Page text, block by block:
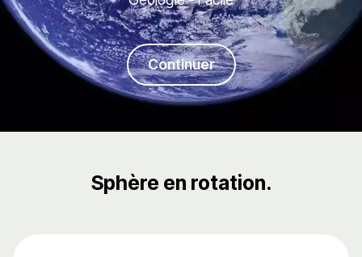
Continuer
Sphère en rotation.